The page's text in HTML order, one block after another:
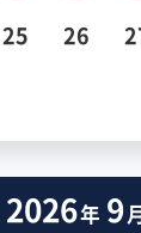
25 26
2026年 9